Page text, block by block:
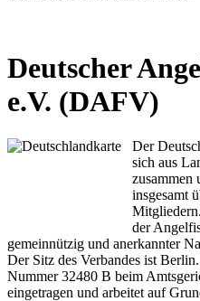
Deutscher
e.V. (DAFV)
Der
sich aus
zusammen
insgesamt
der
gemeinnützig und anerkannter
Der Sitz des Verbandes ist
Nummer 32480 B beim
eingetragen und arbeitet auf